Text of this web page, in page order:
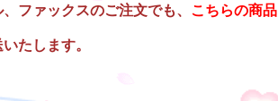
ファックスのご注文でも、 こちらの商品
たします。